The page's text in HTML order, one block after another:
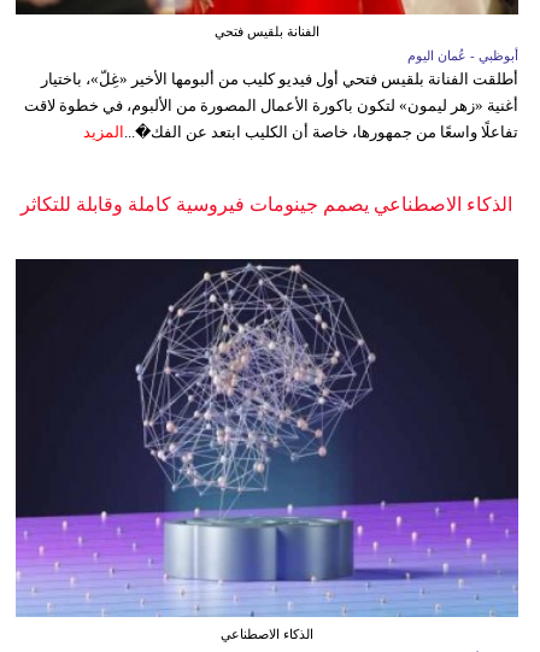
الفنانة بلقيس فتحي
أبوظبي - عُمان اليوم
أطلقت الفنانة بلقيس فتحي أول فيديو كليب من ألبومها الأخير «غِلّ»، باختيار
أغنية «زهر ليمون» لتكون باكورة الأعمال المصورة من الألبوم، في خطوة لاقت
تفاعلًا واسعًا من جمهورها، خاصة أن الكليب ابتعد عن الفك�... المزيد
الذكاء الاصطناعي يصمم جينومات فيروسية كاملة وقابلة للتكاثر
الذكاء الاصطناعي